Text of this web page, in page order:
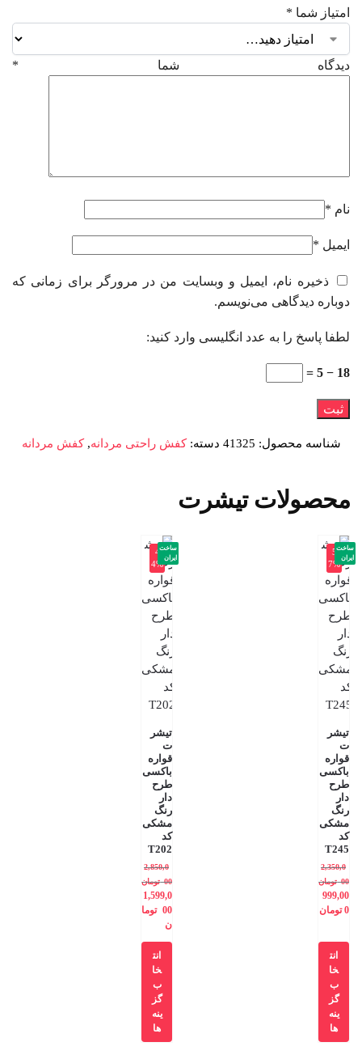
امتیاز شما *
دیدگاه شما *
نام *
ایمیل *
ذخیره نام، ایمیل و وبسایت من در مرورگر برای زمانی که
دوباره دیدگاهی می‌نویسم.
لطفا پاسخ را به عدد انگلیسی وارد کنید:
18 − 5 =
شناسه محصول: 41325 دسته:کفش راحتی مردانه,کفش مردانه
محصولات تیشرت
-5
7%
تیشر
ت
قواره
باکسی
طرح
دار
رنگ
مشکی
کد
T245
2,350,0
00 تومان
999,00
0 تومان
ساخت
ایران
انت
خا
ب
گز
ینه
ها
-4
4%
تیشر
ت
قواره
باکسی
طرح
دار
رنگ
مشکی
کد
T202
2,850,0
00 تومان
1,599,0
00 توما
ن
ساخت
ایران
انت
خا
ب
گز
ینه
ها